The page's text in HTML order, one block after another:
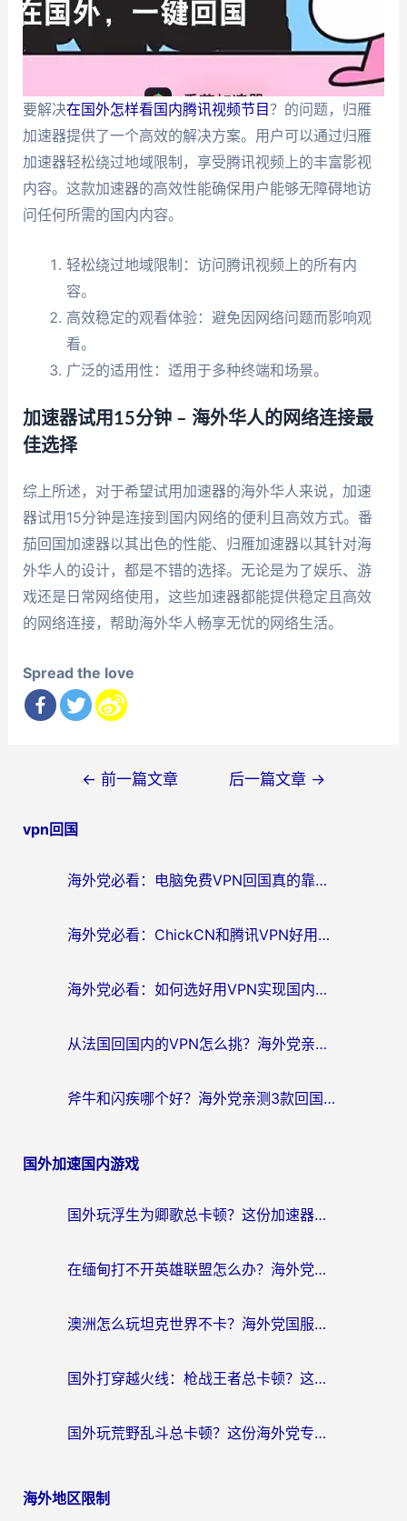
要解决在国外怎样看国内腾讯视频节目？的问题，归雁
加速器提供了一个高效的解决方案。用户可以通过归雁
加速器轻松绕过地域限制，享受腾讯视频上的丰富影视
内容。这款加速器的高效性能确保用户能够无障碍地访
问任何所需的国内内容。
轻松绕过地域限制：访问腾讯视频上的所有内
容。
高效稳定的观看体验：避免因网络问题而影响观
看。
广泛的适用性：适用于多种终端和场景。
加速器试用15分钟 – 海外华人的网络连接最
佳选择
综上所述，对于希望试用加速器的海外华人来说，加速
器试用15分钟是连接到国内网络的便利且高效方式。番
茄回国加速器以其出色的性能、归雁加速器以其针对海
外华人的设计，都是不错的选择。无论是为了娱乐、游
戏还是日常网络使用，这些加速器都能提供稳定且高效
的网络连接，帮助海外华人畅享无忧的网络生活。
Spread the love
导
← 前一篇文章 后一篇文章 →
vpn回国
海外党必看：电脑免费VPN回国真的靠谱吗？附实测对比与最优方案指南
海外党必看：ChickCN和腾讯VPN好用吗？3招选对回国加速器，告别地区限制
海外党必看：如何选好用VPN实现国内资源无缝访问？从越南到全球都适用
从法国回国内的VPN怎么挑？海外党亲测：稳定、多端、安全才是关键
斧牛和闪疾哪个好？海外党亲测3款回国加速器，教你选到不踩坑的那一款
国外加速国内游戏
国外玩浮生为卿歌总卡顿？这份加速器选择指南帮你找回丝滑体验
在缅甸打不开英雄联盟怎么办？海外党亲测有效的国服游戏加速指南
澳洲怎么玩坦克世界不卡？海外党国服游戏加速终极指南（附逆战奇妙碰碰车解决方案）
国外打穿越火线：枪战王者总卡顿？这篇加速器推荐下载指南帮你解决延迟难题
国外玩荒野乱斗总卡顿？这份海外党专属的国服游戏加速攻略请收好
海外地区限制